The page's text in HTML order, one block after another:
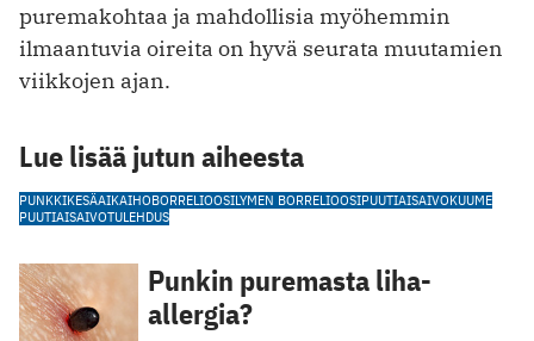
puremakohtaa ja mahdollisia myöhemmin
ilmaantuvia oireita on hyvä seurata muutamien
viikkojen ajan.
Lue lisää jutun aiheesta
PUNKKIKESÄAIKAIHOBORRELIOOSILYMEN BORRELIOOSIPUUTIAISAIVOKUUME
PUUTIAISAIVOTULEHDUS
Punkin puremasta liha-
allergia?